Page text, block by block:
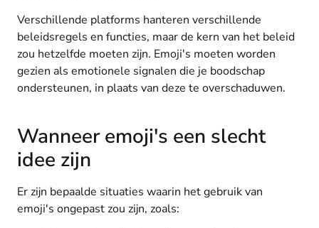
Verschillende platforms hanteren verschillende
beleidsregels en functies, maar de kern van het beleid
zou hetzelfde moeten zijn. Emoji's moeten worden
gezien als emotionele signalen die je boodschap
ondersteunen, in plaats van deze te overschaduwen.
Wanneer emoji's een slecht
idee zijn
Er zijn bepaalde situaties waarin het gebruik van
emoji's ongepast zou zijn, zoals: